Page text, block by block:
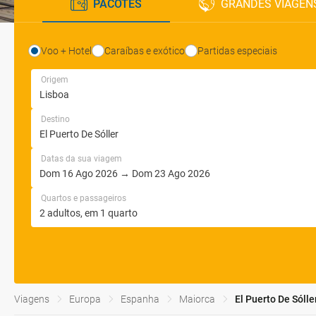
PACOTES GRANDES
Voo + Hotel Caraíbas e exótico Partidas especiais
Origem
Destino
Datas da sua viagem
Quartos e passageiros
Viagens Europa Espanha Maiorca El Puerto De